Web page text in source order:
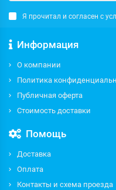
Я прочитал и согласен с
Информация
О компании
Политика
Публичная оферта
Стоимость доставки
Помощь
Доставка
Оплата
Контакты и схема проезда